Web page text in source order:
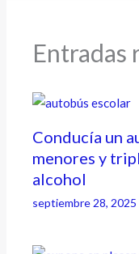
Entradas
Conducía un
menores y
alcohol
septiembre 28, 2025